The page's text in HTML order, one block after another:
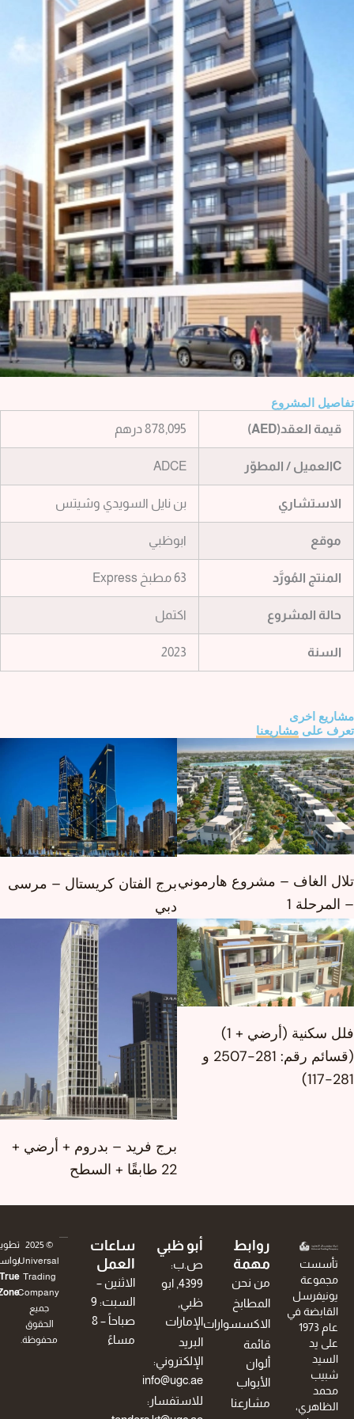
المشروع
قيمة العقد(AED) 878,095 درهم
ADCE
الاستشاري بن نايل السويدي وشيتس
موقع ابوظبي
المنتج المُورَّد
حالة المشروع اكتمل
السنة 2023
اخرى
علىمشاريعنا
الغاف – مشروع هارموني
1
برج الفتان كريستال – مرسى
دبي
فلل سكنية (أرضي + 1)
(قسائم رقم: 281-2507 و
برج فريد – بدروم + أرضي +
22 طابقًا + السطح
تأسست
مجموعة
يونيفرسل
القابضة في
عام 1973
على يد
السيد
شبيب
محمد
الظاهري،
روابط
مهمة
من نحن
المطابخ
الاكسسوارات
قائمة
ألوان
الأبواب
مشارعنا
أبو ظبي
ص.ب:
4399, ابو
ظبي,
الإمارات
البريد
الإلكتروني:
info@ugc.ae
للاستفسار:
ساعات
العمل
الاثنين –
السبت: 9
صباحاً – 8
مساءً
© 2025
Universal
Trading
Company.
جميع
الحقوق
محفوظة.
تطوير
بواسطة
True
Zone
.